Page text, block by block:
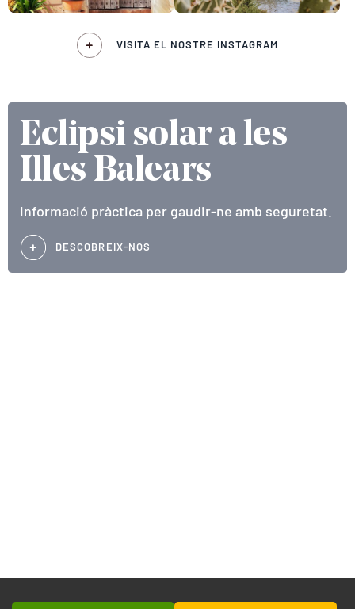
VISITA EL NOSTRE INSTAGRAM
Eclipsi solar a les
Illes Balears
Informació pràctica per gaudir-ne amb seguretat.
DESCOBREIX-NOS